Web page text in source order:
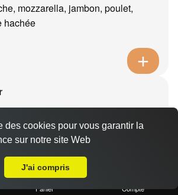
mozzarella, jambon, poulet,
hachée
mozzarella, boursin, thon, oeuf,
Panier Compte
des cookies pour vous garantir la
sur notre site Web
J'ai compris